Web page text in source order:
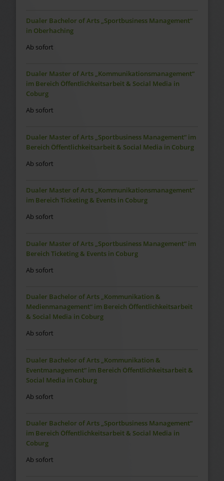
Dualer Bachelor of Arts „Sportbusiness Management“
in Oberhaching
Ab sofort
Dualer Master of Arts „Kommunikationsmanagement“
im Bereich Öffentlichkeitsarbeit & Social Media in
Coburg
Ab sofort
Dualer Master of Arts „Sportbusiness Management“ im
Bereich Öffentlichkeitsarbeit & Social Media in Coburg
Ab sofort
Dualer Master of Arts „Kommunikationsmanagement“
im Bereich Ticketing & Events in Coburg
Ab sofort
Dualer Master of Arts „Sportbusiness Management“ im
Bereich Ticketing & Events in Coburg
Ab sofort
Dualer Bachelor of Arts „Kommunikation &
Medienmanagement“ im Bereich Öffentlichkeitsarbeit
& Social Media in Coburg
Ab sofort
Dualer Bachelor of Arts „Kommunikation &
Eventmanagement“ im Bereich Öffentlichkeitsarbeit &
Social Media in Coburg
Ab sofort
Dualer Bachelor of Arts „Sportbusiness Management“
im Bereich Öffentlichkeitsarbeit & Social Media in
Coburg
Ab sofort